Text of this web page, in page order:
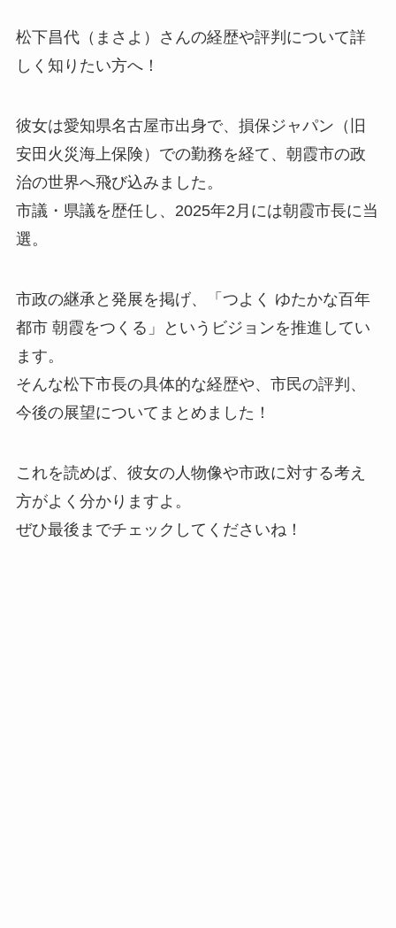
松下昌代（まさよ）さんの経歴や評判について詳
しく知りたい方へ！
彼女は愛知県名古屋市出身で、損保ジャパン（旧
安田火災海上保険）での勤務を経て、朝霞市の政
治の世界へ飛び込みました。
市議・県議を歴任し、2025年2月には朝霞市長に当
選。
市政の継承と発展を掲げ、「つよく ゆたかな百年
都市 朝霞をつくる」というビジョンを推進してい
ます。
そんな松下市長の具体的な経歴や、市民の評判、
今後の展望についてまとめました！
これを読めば、彼女の人物像や市政に対する考え
方がよく分かりますよ。
ぜひ最後までチェックしてくださいね！